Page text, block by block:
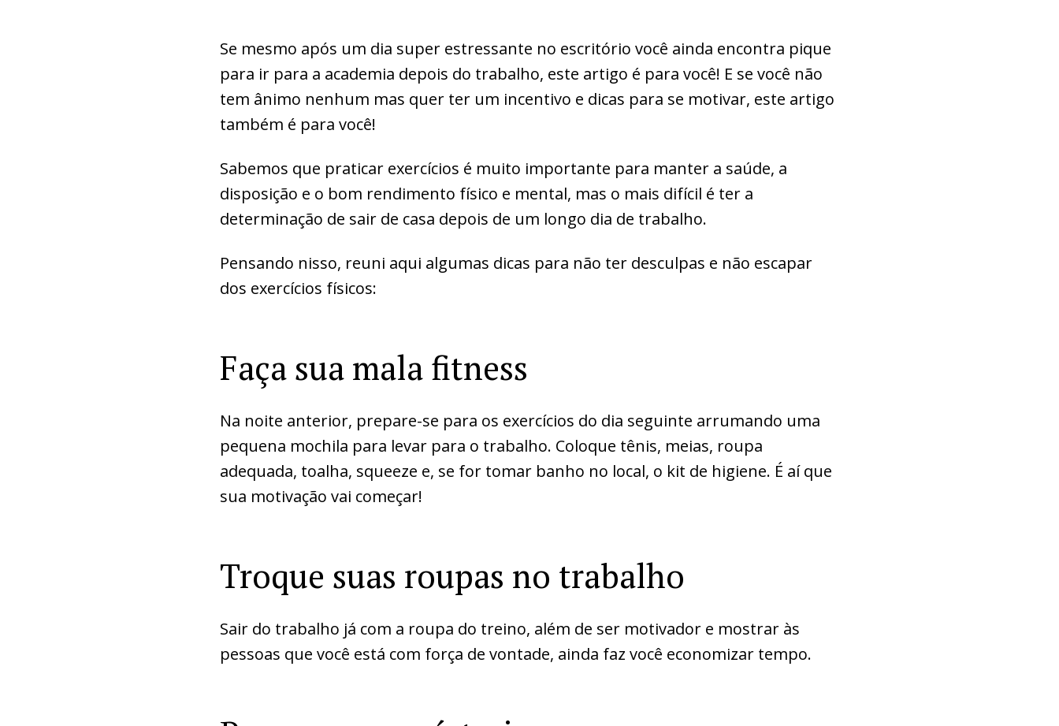
Se mesmo após um dia super estressante no escritório você ainda encontra pique
para ir para a academia depois do trabalho, este artigo é para você! E se você não
tem ânimo nenhum mas quer ter um incentivo e dicas para se motivar, este artigo
também é para você!
Sabemos que praticar exercícios é muito importante para manter a saúde, a
disposição e o bom rendimento físico e mental, mas o mais difícil é ter a
determinação de sair de casa depois de um longo dia de trabalho.
Pensando nisso, reuni aqui algumas dicas para não ter desculpas e não escapar
dos exercícios físicos:
Faça sua mala fitness
Na noite anterior, prepare-se para os exercícios do dia seguinte arrumando uma
pequena mochila para levar para o trabalho. Coloque tênis, meias, roupa
adequada, toalha, squeeze e, se for tomar banho no local, o kit de higiene. É aí que
sua motivação vai começar!
Troque suas roupas no trabalho
Sair do trabalho já com a roupa do treino, além de ser motivador e mostrar às
pessoas que você está com força de vontade, ainda faz você economizar tempo.